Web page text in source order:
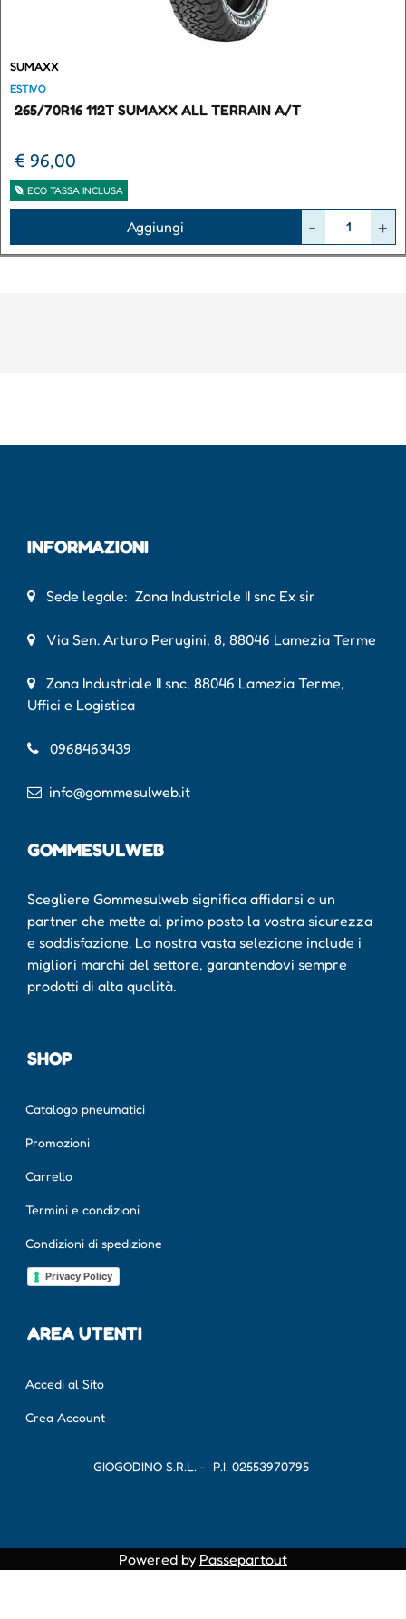
SUMAXX
ESTIVO
265/70R16 112T SUMAXX ALL TERRAIN A/T
€ 96,00
ECO TASSA INCLUSA
Aggiungi
INFORMAZIONI
Sede legale: Zona Industriale II snc Ex sir
Via Sen. Arturo Perugini, 8, 88046 Lamezia Terme
Zona Industriale II snc, 88046 Lamezia Terme,
Uffici e Logistica
0968463439
info@gommesulweb.it
GOMMESULWEB
Scegliere Gommesulweb significa affidarsi a un
partner che mette al primo posto la vostra sicurezza
e soddisfazione. La nostra vasta selezione include i
migliori marchi del settore, garantendovi sempre
prodotti di alta qualità.
SHOP
Catalogo pneumatici
Promozioni
Carrello
Termini e condizioni
Condizioni di spedizione
Privacy Policy
AREA UTENTI
Accedi al Sito
Crea Account
GIOGODINO S.R.L. - P.I. 02553970795
Powered by Passepartout